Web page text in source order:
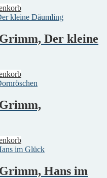
Der kleine
Hans im